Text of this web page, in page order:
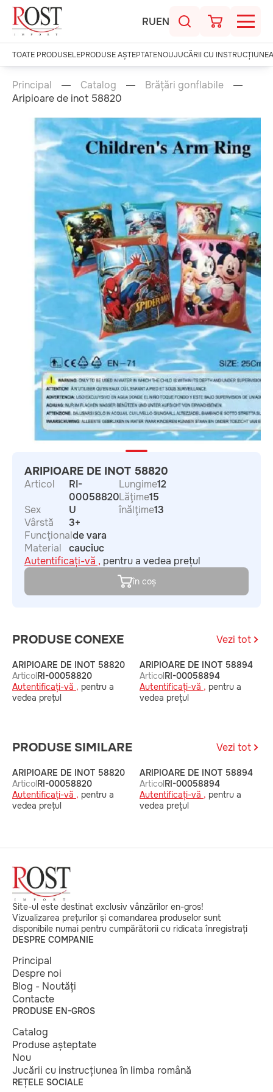
RUEN
TOATE PRODUSELEPRODUSE AȘTEPTATENOUJUCĂRII CU
Principal Catalog
Brățări gonflabile
Aripioare de inot 58820
ARIPIOARE DE INOT 58820
Articol
RI-
00058820
Sex
U
Vârstă
3+
Funcţionalde vara
Material
cauciuc
Lungime12
Lăţime15
înălţime13
Autentificați-vă , pentru a vedea prețul
în coș
PRODUSE CONEXE Vezi tot
ARIPIOARE DE INOT 58820
ArticolRI-00058820
Autentificați-vă , pentru a
vedea prețul
ARIPIOARE DE INOT 58894
ArticolRI-00058894
Autentificați-vă , pentru a
vedea prețul
PRODUSE SIMILARE Vezi tot
ARIPIOARE DE INOT 58820
ArticolRI-00058820
Autentificați-vă , pentru a
vedea prețul
ARIPIOARE DE INOT 58894
ArticolRI-00058894
Autentificați-vă , pentru a
vedea prețul
Site-ul este destinat exclusiv vânzărilor en-gros!
Vizualizarea prețurilor și comandarea produselor sunt
disponibile numai pentru cumpărătorii cu ridicata înregistrați
DESPRE COMPANIE
Principal
Despre noi
Blog - Noutăți
Contacte
PRODUSE EN-GROS
Catalog
Produse așteptate
Nou
Jucării cu instrucțiunea în limba română
REȚELE SOCIALE